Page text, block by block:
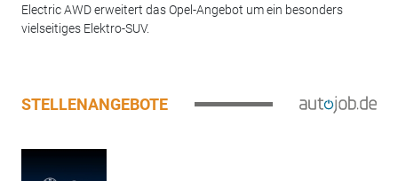
Electric AWD erweitert das Opel-Angebot um ein besonders
vielseitiges Elektro-SUV.
STELLENANGEBOTE